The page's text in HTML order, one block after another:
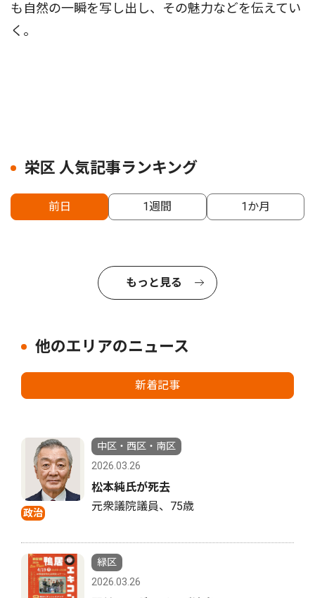
も自然の一瞬を写し出し、その魅力などを伝えてい
く。
栄区 人気記事ランキング
前日 1週間 1か月
もっと見る
他のエリアのニュース
新着記事
政治
中区・西区・南区
2026.03.26
松本純氏が死去
元衆議院議員、75歳
緑区
2026.03.26